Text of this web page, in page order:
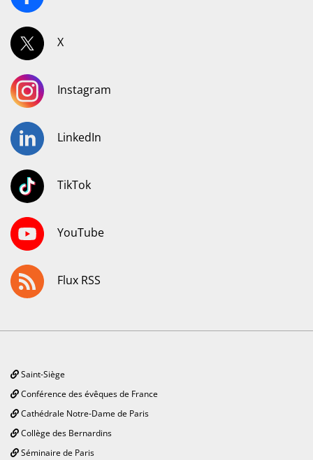
X
Instagram
LinkedIn
TikTok
YouTube
Flux RSS
Saint-Siège
Conférence des évêques de France
Cathédrale Notre-Dame de Paris
Collège des Bernardins
Séminaire de Paris